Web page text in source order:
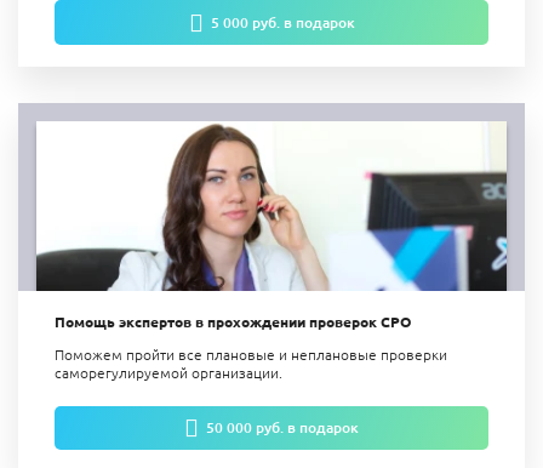
5 000 руб. в подарок
Помощь экспертов в прохождении проверок СРО
Поможем пройти все плановые и неплановые проверки
саморегулируемой организации.
50 000 руб. в подарок